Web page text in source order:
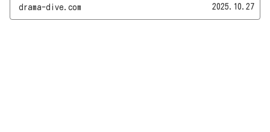
てご紹介します♪※本記事は、2025年10月時点の情報
drama-dive.com 2025.10.27